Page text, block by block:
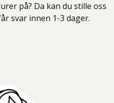
på? Da kan du stille oss
svar innen 1-3 dager.